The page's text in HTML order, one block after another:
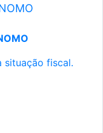
situação fiscal.